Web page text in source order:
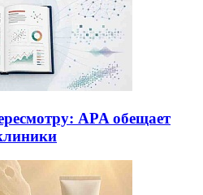
APA обещает